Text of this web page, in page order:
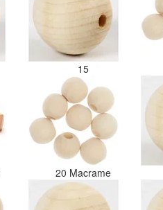
15
20 Macrame